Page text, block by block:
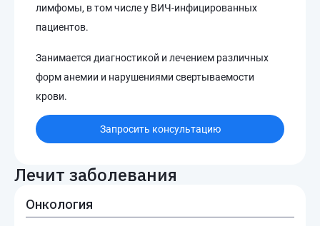
лимфомы, в том числе у ВИЧ-инфицированных
пациентов.
Занимается диагностикой и лечением различных
форм анемии и нарушениями свертываемости
крови.
Запросить консультацию
Лечит заболевания
Онкология